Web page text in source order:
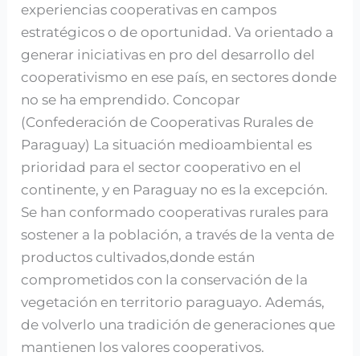
experiencias cooperativas en campos
estratégicos o de oportunidad. Va orientado a
generar iniciativas en pro del desarrollo del
cooperativismo en ese país, en sectores donde
no se ha emprendido. Concopar
(Confederación de Cooperativas Rurales de
Paraguay) La situación medioambiental es
prioridad para el sector cooperativo en el
continente, y en Paraguay no es la excepción.
Se han conformado cooperativas rurales para
sostener a la población, a través de la venta de
productos cultivados,donde están
comprometidos con la conservación de la
vegetación en territorio paraguayo. Además,
de volverlo una tradición de generaciones que
mantienen los valores cooperativos.